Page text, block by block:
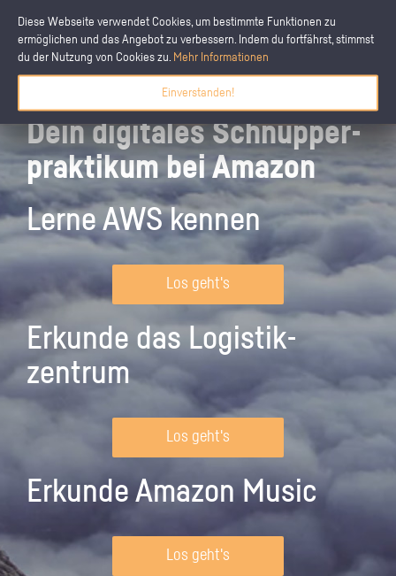
Diese Webseite verwendet Cookies, um bestimmte Funktionen zu
ermöglichen und das Angebot zu verbessern. Indem du fortfährst, stimmst
du der Nutzung von Cookies zu. Mehr Informationen
Einverstanden!
Dein digitales Schnupper­
praktikum bei Amazon
Lerne AWS kennen
Los geht's
Erkunde das Logistik­
zentrum
Los geht's
Erkunde Amazon Music
Los geht's